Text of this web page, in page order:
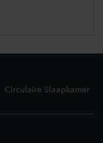
Circulaire Slaapkamer